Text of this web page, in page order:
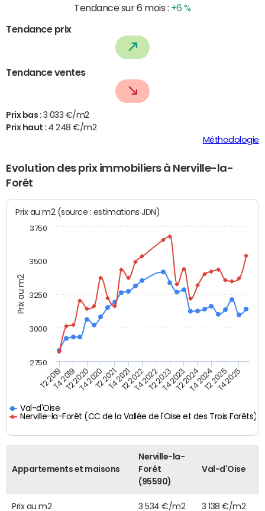
Tendance sur 6 mois : +6 %
Tendance prix
Tendance ventes
Prix bas : 3 033 €/m2
Prix haut : 4 248 €/m2
Méthodologie
Evolution des prix immobiliers à Nerville-la-
Forêt
Prix au m2
Prix au m2 (source : estimations JDN)
Val-d'Oise
Nerville-la-Forêt (CC de la Vallée de l'Oise et des Trois Forêts)
T2 2019T4 2019T2 2020T4 2020T2 2021T4 2021T2 2022T4 2022T2 2023T4 2023T2 2024T4 2024T2 2025T4 2025
2750
3000
3250
3500
3750
Appartements et maisons
Nerville-la-
Forêt
(95590)
Val-d'Oise
Prix au m2 3 534 €/m2 3 138 €/m2